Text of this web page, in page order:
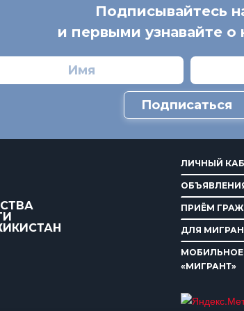
Подписывайтесь
и первыми узнавайте о
Подписаться
ЛИЧНЫЙ
ПРИЁМ
ДЛЯ
«МИГРАНТ»